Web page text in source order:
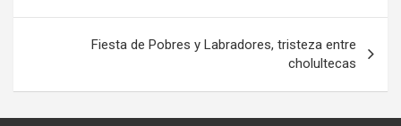
entradas
Fiesta de Pobres y Labradores, tristeza entre
cholultecas